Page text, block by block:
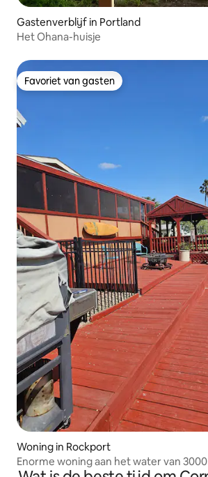
Gastenverblijf in Portland
Het Ohana-huisje
Favoriet van gasten
Favoriet van gasten
Woning in Rockport
Enorme woning aan het water van